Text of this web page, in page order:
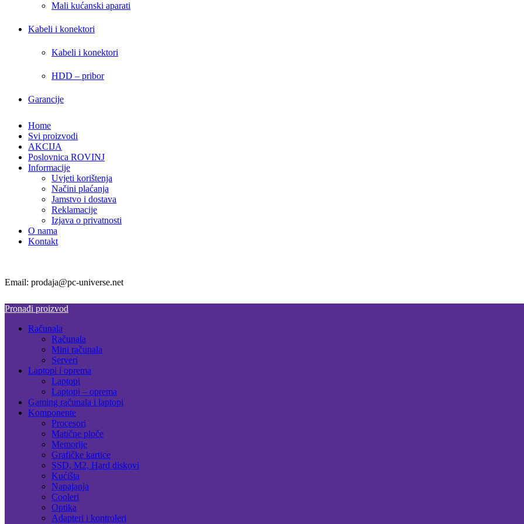
Mali kućanski aparati
Kabeli i konektori
Kabeli i konektori
HDD – pribor
Garancije
Home
Svi proizvodi
AKCIJA
Poslovnica ROVINJ
Informacije
Uvjeti korištenja
Načini plaćanja
Jamstvo i dostava
Reklamacije
Izjava o privatnosti
O nama
Kontakt
Email: prodaja@pc-universe.net
Pronađi proizvod
Računala
Računala
Mini računala
Serveri
Laptopi i oprema
Laptopi
Laptopi – oprema
Gaming računala i laptopi
Komponente
Procesori
Matične ploče
Memorije
Grafičke kartice
SSD, M2, Hard diskovi
Kućišta
Napajanja
Cooleri
Optika
Adapteri i kontroleri